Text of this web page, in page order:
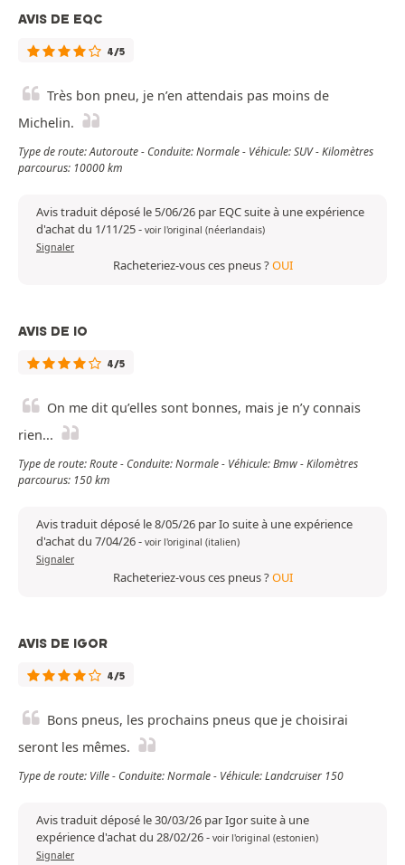
AVIS DE EQC
4/5
Très bon pneu, je n’en attendais pas moins de
Michelin.
Type de route: Autoroute - Conduite: Normale - Véhicule: SUV - Kilomètres
parcourus: 10000 km
Avis traduit déposé le 5/06/26 par EQC suite à une expérience
d'achat du 1/11/25- voir l'original (néerlandais)
Signaler
Racheteriez-vous ces pneus ?OUI
AVIS DE IO
4/5
On me dit qu’elles sont bonnes, mais je n’y connais
rien...
Type de route: Route - Conduite: Normale - Véhicule: Bmw - Kilomètres
parcourus: 150 km
Avis traduit déposé le 8/05/26 par Io suite à une expérience
d'achat du 7/04/26- voir l'original (italien)
Signaler
Racheteriez-vous ces pneus ?OUI
AVIS DE IGOR
4/5
Bons pneus, les prochains pneus que je choisirai
seront les mêmes.
Type de route: Ville - Conduite: Normale - Véhicule: Landcruiser 150
Avis traduit déposé le 30/03/26 par Igor suite à une
expérience d'achat du 28/02/26- voir l'original (estonien)
Signaler